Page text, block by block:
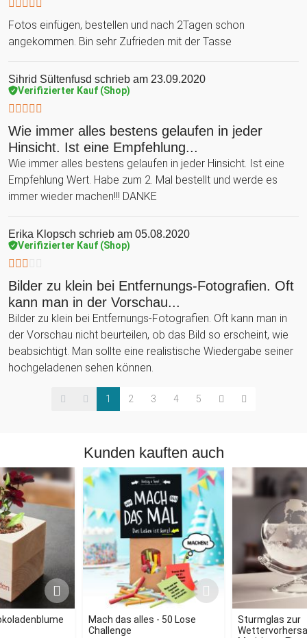
Fotos einfügen, bestellen und nach 2Tagen schon
angekommen. Bin sehr Zufrieden mit der Tasse
Sihrid Sültenfusd schrieb am 23.09.2020
Verifizierter Kauf (Shop)
Wie immer alles bestens gelaufen in jeder
Hinsicht. Ist eine Empfehlung...
Wie immer alles bestens gelaufen in jeder Hinsicht. Ist eine
Empfehlung Wert. Habe zum 2. Mal bestellt und werde es
immer wieder machen!!! DANKE
Erika Klopsch schrieb am 05.08.2020
Verifizierter Kauf (Shop)
Bilder zu klein bei Entfernungs-Fotografien. Oft
kann man in der Vorschau...
Bilder zu klein bei Entfernungs-Fotografien. Oft kann man in
der Vorschau nicht beurteilen, ob das Bild so erscheint, wie
beabsichtigt. Man sollte eine realistische Wiedergabe seiner
hochgeladenen sehen können.
1 2 3 4 5
Kunden kauften auch
Mach das alles - 50 Lose
Challenge
Sturmglas zur